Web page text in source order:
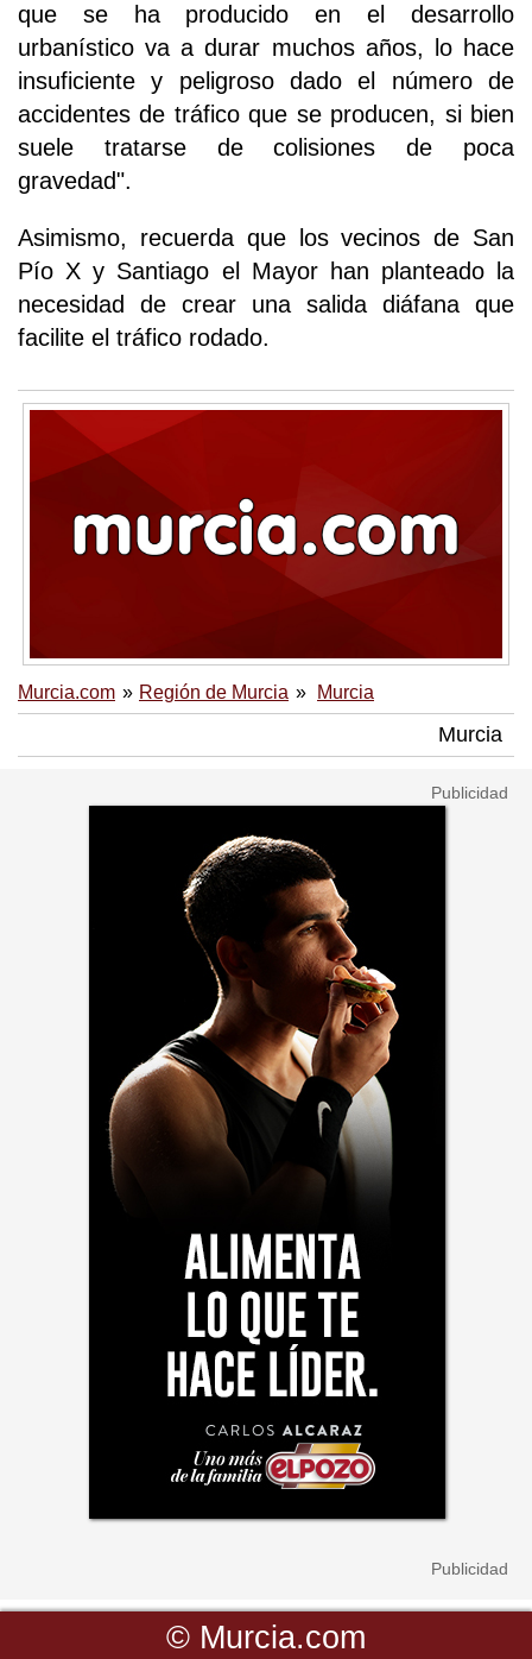
que se ha producido en el desarrollo
urbanístico va a durar muchos años, lo hace
insuficiente y peligroso dado el número de
accidentes de tráfico que se producen, si bien
suele tratarse de colisiones de poca
gravedad".
Asimismo, recuerda que los vecinos de San
Pío X y Santiago el Mayor han planteado la
necesidad de crear una salida diáfana que
facilite el tráfico rodado.
Murcia.com Región de Murcia Murcia
Murcia
© Murcia.com